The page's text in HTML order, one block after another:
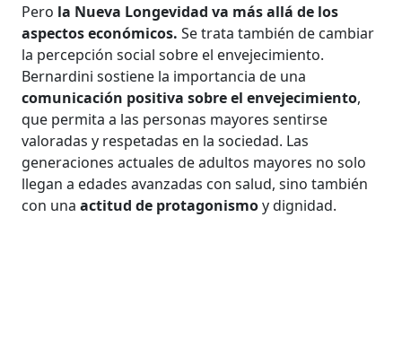
Pero la Nueva Longevidad va más allá de los
aspectos económicos.Se trata también de cambiar
la percepción social sobre el envejecimiento.
Bernardini sostiene la importancia de una
comunicación positiva sobre el envejecimiento,
que permita a las personas mayores sentirse
valoradas y respetadas en la sociedad. Las
generaciones actuales de adultos mayores no solo
llegan a edades avanzadas con salud, sino también
con unaactitud de protagonismoy dignidad.